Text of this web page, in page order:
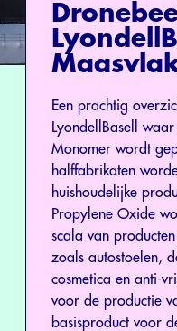
Een prachtig
LyondellBasell
Monomer wordt
halffabrikaten
huishoudelijke
Propylene Oxide
scala van
zoals autostoelen,
cosmetica en anti-
voor de productie
basisproduct voor